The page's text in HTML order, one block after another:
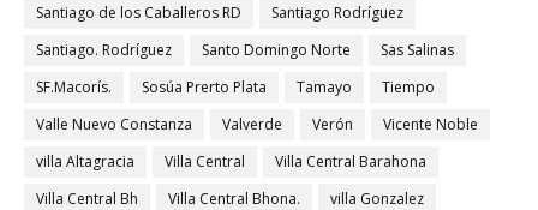
Santiago de los Caballeros RD
Santiago Rodríguez
Santiago. Rodríguez
Santo Domingo Norte
Sas Salinas
SF.Macorís.
Sosúa Prerto Plata Tamayo
Tiempo
Valle Nuevo Constanza
Valverde Verón
Vicente Noble
villa Altagracia
Villa Central
Villa Central Barahona
Villa Central Bh
Villa Central Bhona.
villa Gonzalez